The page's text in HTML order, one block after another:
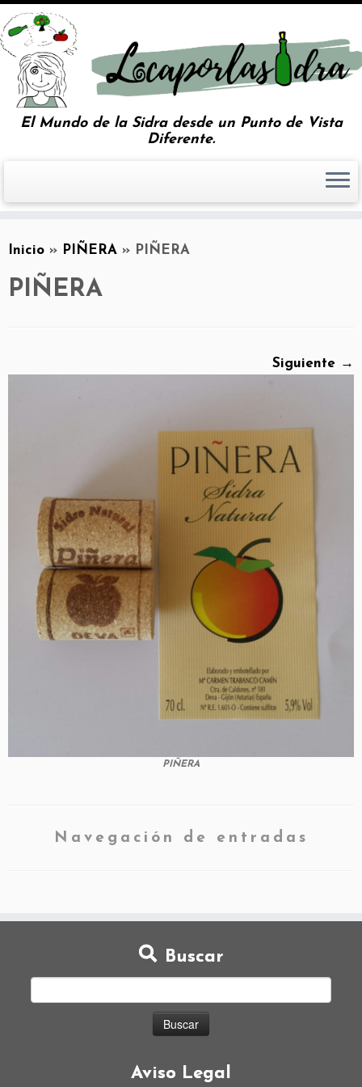
El Mundo de la Sidra desde un Punto de Vista
Diferente.
Inicio » PIÑERA » PIÑERA
PIÑERA
Siguiente →
PIÑERA
Navegación de entradas
Buscar
Aviso Legal